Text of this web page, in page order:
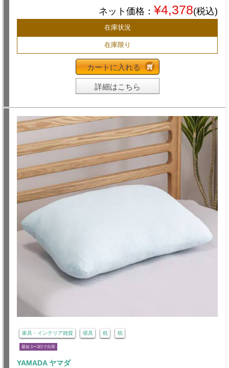
ネット価格： ¥4,378(税込)
在庫状況
在庫限り
カートに入れる
詳細はこちら
家具・インテリア雑貨 寝具 枕 枕
最短 1〜3日で出荷
YAMADA ヤマダ